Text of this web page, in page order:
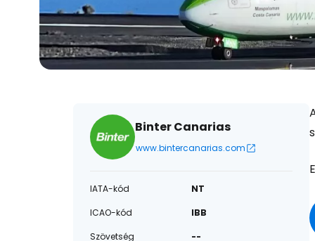
Binter Canarias
www.bintercanarias.com
IATA-kód
NT
ICAO-kód
IBB
Szövetség
--